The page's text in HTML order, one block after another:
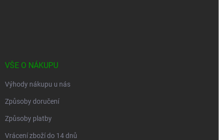
VŠE O NÁKUPU
Výhody nákupu u nás
Způsoby doručení
Způsoby platby
Vrácení zboží do 14 dnů